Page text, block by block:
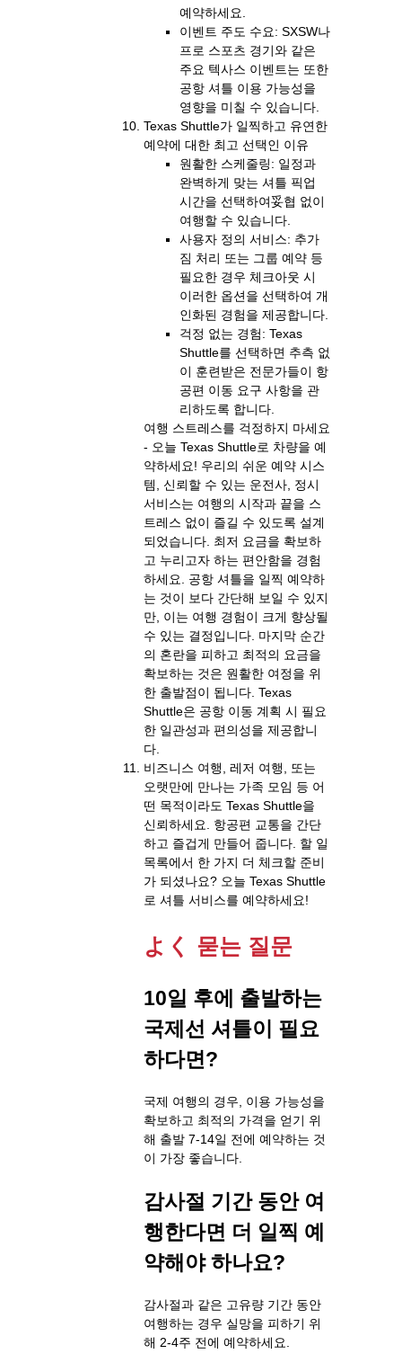
예약하세요.
이벤트 주도 수요: SXSW나
프로 스포츠 경기와 같은
주요 텍사스 이벤트는 또한
공항 셔틀 이용 가능성을
영향을 미칠 수 있습니다.
Texas Shuttle가 일찍하고 유연한
예약에 대한 최고 선택인 이유
원활한 스케줄링: 일정과
완벽하게 맞는 셔틀 픽업
시간을 선택하여妥협 없이
여행할 수 있습니다.
사용자 정의 서비스: 추가
짐 처리 또는 그룹 예약 등
필요한 경우 체크아웃 시
이러한 옵션을 선택하여 개
인화된 경험을 제공합니다.
걱정 없는 경험: Texas
Shuttle를 선택하면 추측 없
이 훈련받은 전문가들이 항
공편 이동 요구 사항을 관
리하도록 합니다.
여행 스트레스를 걱정하지 마세요
- 오늘 Texas Shuttle로 차량을 예
약하세요! 우리의 쉬운 예약 시스
템, 신뢰할 수 있는 운전사, 정시
서비스는 여행의 시작과 끝을 스
트레스 없이 즐길 수 있도록 설계
되었습니다. 최저 요금을 확보하
고 누리고자 하는 편안함을 경험
하세요. 공항 셔틀을 일찍 예약하
는 것이 보다 간단해 보일 수 있지
만, 이는 여행 경험이 크게 향상될
수 있는 결정입니다. 마지막 순간
의 혼란을 피하고 최적의 요금을
확보하는 것은 원활한 여정을 위
한 출발점이 됩니다. Texas
Shuttle은 공항 이동 계획 시 필요
한 일관성과 편의성을 제공합니
다.
비즈니스 여행, 레저 여행, 또는
오랫만에 만나는 가족 모임 등 어
떤 목적이라도 Texas Shuttle을
신뢰하세요. 항공편 교통을 간단
하고 즐겁게 만들어 줍니다. 할 일
목록에서 한 가지 더 체크할 준비
가 되셨나요? 오늘 Texas Shuttle
로 셔틀 서비스를 예약하세요!
よく 묻는 질문
10일 후에 출발하는
국제선 셔틀이 필요
하다면?
국제 여행의 경우, 이용 가능성을
확보하고 최적의 가격을 얻기 위
해 출발 7-14일 전에 예약하는 것
이 가장 좋습니다.
감사절 기간 동안 여
행한다면 더 일찍 예
약해야 하나요?
감사절과 같은 고유량 기간 동안
여행하는 경우 실망을 피하기 위
해 2-4주 전에 예약하세요.